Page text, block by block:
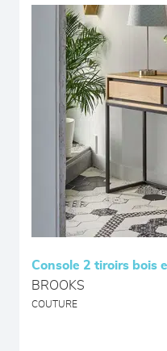
Console 2 tiroirs bois
BROOKS
COUTURE